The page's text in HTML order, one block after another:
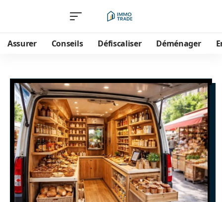
Assurer Conseils Défiscaliser Déménager